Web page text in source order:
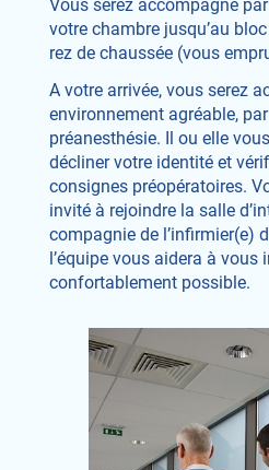
Vous serez accompagné
votre chambre jusqu’au
rez de chaussée (vous
A votre arrivée, vous serez
environnement agréable,
préanesthésie. Il ou elle
décliner votre identité et
consignes préopératoires.
invité à rejoindre la salle
compagnie de l’infirmier(e)
l’équipe vous aidera à vous
confortablement possible.